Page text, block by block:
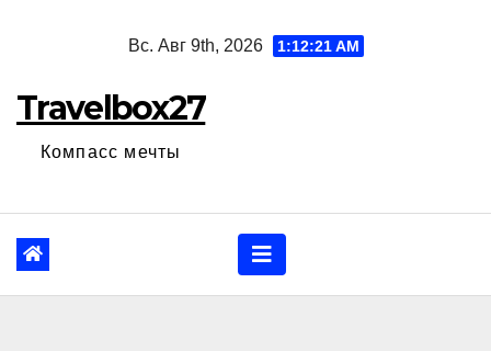
Вс. Авг 9th, 2026 1:12:22 AM
Travelbox27
Компасс мечты